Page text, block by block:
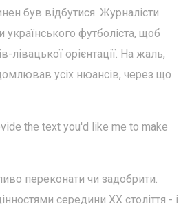
був відбутися. Журналісти
українського футболіста, щоб
лівацької орієнтації. На жаль,
усіх нюансів, через що
the text you'd like me to make
переконати чи задобрити.
середини ХХ століття - і